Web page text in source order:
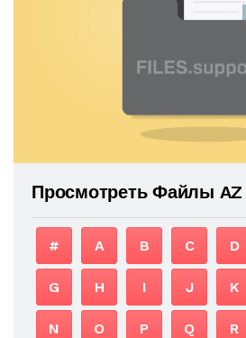
Просмотреть Файлы AZ
# A B C D
G H I J K
N O P Q R